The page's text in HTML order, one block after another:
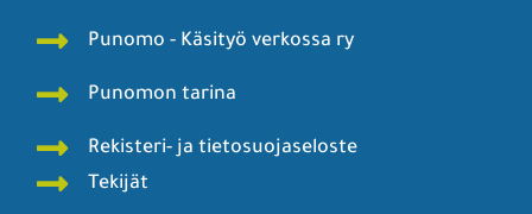
Punomo - Käsityö verkossa ry
Punomon tarina
Rekisteri- ja tietosuojaseloste
Tekijät